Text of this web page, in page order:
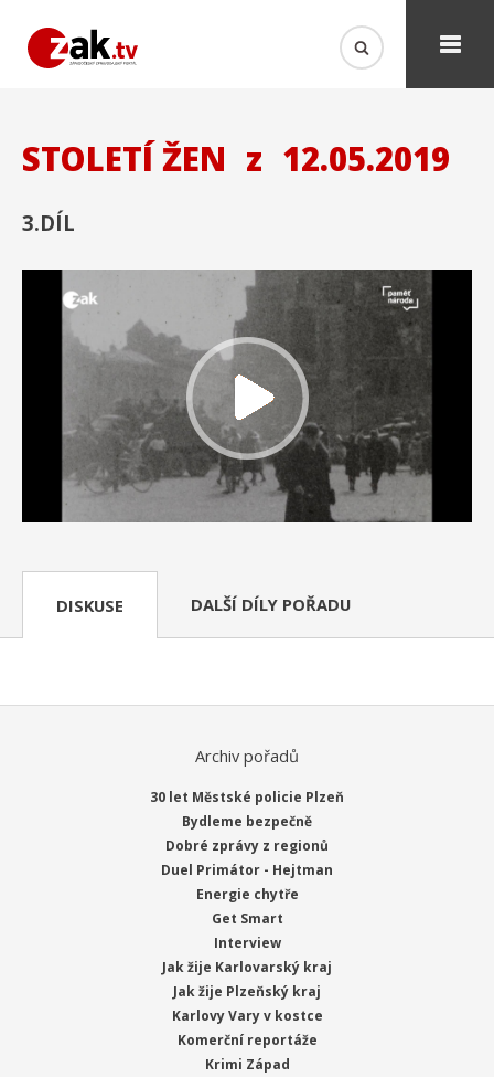
STOLETÍ ŽEN z 12.05.2019
3.DÍL
DISKUSE DALŠÍ DÍLY POŘADU
Archiv pořadů
30 let Městské policie Plzeň
Bydleme bezpečně
Dobré zprávy z regionů
Duel Primátor - Hejtman
Energie chytře
Get Smart
Interview
Jak žije Karlovarský kraj
Jak žije Plzeňský kraj
Karlovy Vary v kostce
Komerční reportáže
Krimi Západ